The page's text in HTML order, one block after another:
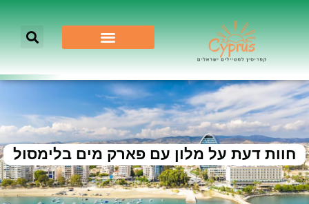
חוות דעת על מלון עם פארק מים בלימסול